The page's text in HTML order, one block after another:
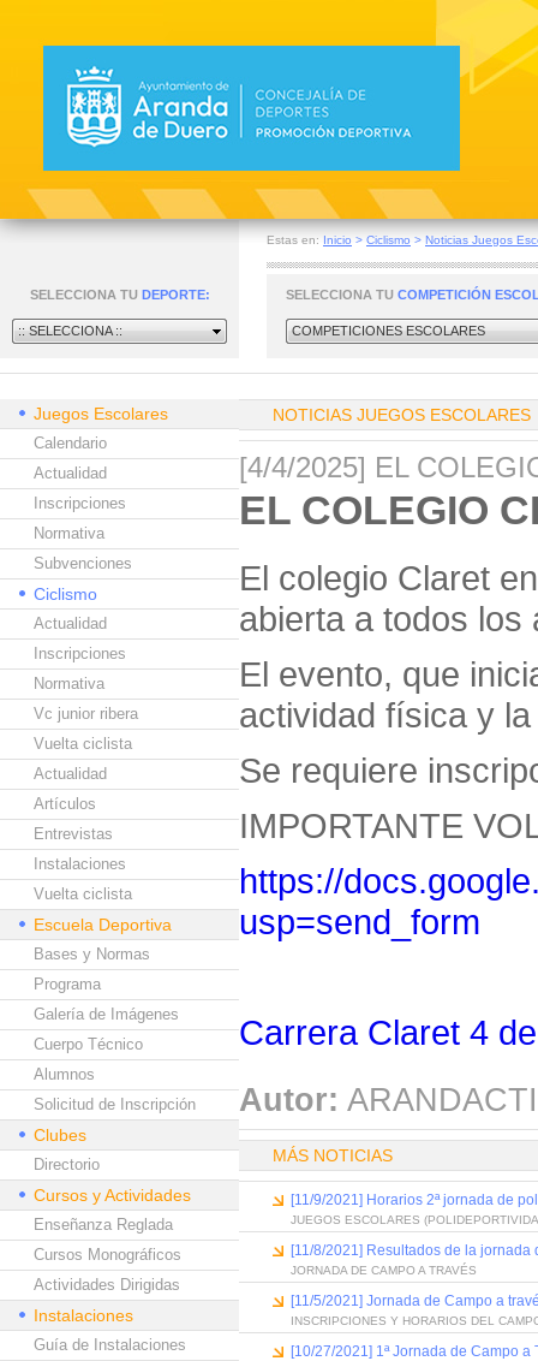
Estas en: Inicio > Ciclismo > Noticias Juegos
SELECCIONA TU DEPORTE:
:: SELECCIONA ::
SELECCIONA TU COMPETICIÓN
COMPETICIONES ESCOLARES
Juegos Escolares
Calendario
Actualidad
Inscripciones
Normativa
Subvenciones
Ciclismo
Actualidad
Inscripciones
Normativa
Vc junior ribera
Vuelta ciclista
Actualidad
Artículos
Entrevistas
Instalaciones
Vuelta ciclista
Escuela Deportiva
Bases y Normas
Programa
Galería de Imágenes
Cuerpo Técnico
Alumnos
Solicitud de Inscripción
Clubes
Directorio
Cursos y Actividades
Enseñanza Reglada
Cursos Monográficos
Actividades Dirigidas
Instalaciones
Guía de Instalaciones
NOTICIAS JUEGOS ESCOLARES
[4/4/2025] EL
EL COLEGIO
El colegio Claret
abierta a todos los
El evento, que
actividad física y
Se requiere
IMPORTANTE
https://
usp=send_form
Carrera Claret 4
Autor:
MÁS NOTICIAS
[11/9/2021] Horarios 2ª jornada de
JUEGOS ESCOLARES
[11/8/2021] Resultados de la
JORNADA DE CAMPO A TRAVÉS
[11/5/2021] Jornada de Campo a
INSCRIPCIONES Y HORARIOS DEL
[10/27/2021] 1ª Jornada de Campo